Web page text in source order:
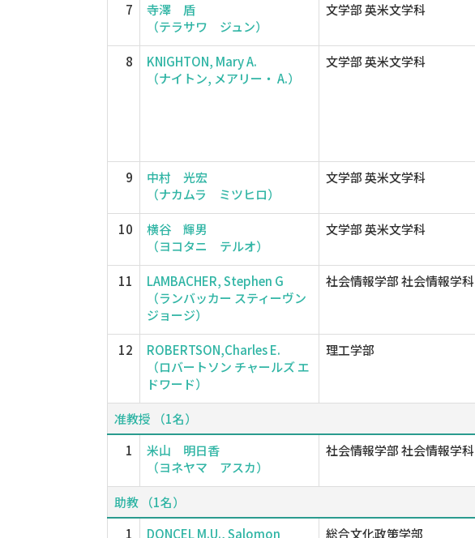
7
寺澤 盾
（テラサワ ジュン）
文学部 英米文学科
8
KNIGHTON, Mary A.
（ナイトン, メアリー・ A.）
文学部 英米文学科
9
中村 光宏
（ナカムラ ミツヒロ）
文学部 英米文学科
10
横谷 輝男
（ヨコタニ テルオ）
文学部 英米文学科
11
LAMBACHER, Stephen G
（ランバッカー スティーヴン
ジョージ）
社会情報学部 社会情報学科
12
ROBERTSON,Charles E.
（ロバートソン チャールズ エ
ドワード）
理工学部
准教授 （1名）
1
米山 明日香
（ヨネヤマ アスカ）
社会情報学部 社会情報学科
助教 （1名）
1
DONCEL M.U., Salomon 総合文化政策学部